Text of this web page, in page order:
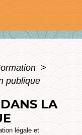
>
publique
LA
légale et